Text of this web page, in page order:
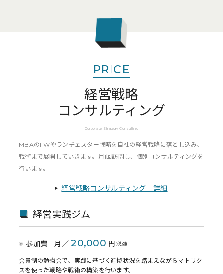
PRICE
経営戦略
コンサルティング
Corporate Strategy Consulting
MBAのFWやランチェスター戦略を自社の経営戦略に落とし込み、
戦術まで展開していきます。月1回訪問し、個別コンサルティングを
行います。
経営戦略コンサルティング 詳細
経営実践ジム
参加費 月／20,000 円(税別)
会員制の勉強会で、実践に基づく進捗状況を踏まえながらマトリク
スを使った戦略や戦術の構築を行います。